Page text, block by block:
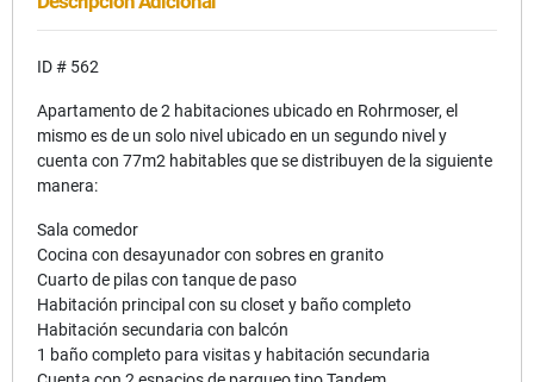
ID # 562
Apartamento de 2 habitaciones ubicado en Rohrmoser, el
mismo es de un solo nivel ubicado en un segundo nivel y
cuenta con 77m2 habitables que se distribuyen de la siguiente
manera:
Sala comedor
Cocina con desayunador con sobres en granito
Cuarto de pilas con tanque de paso
Habitación principal con su closet y baño completo
Habitación secundaria con balcón
1 baño completo para visitas y habitación secundaria